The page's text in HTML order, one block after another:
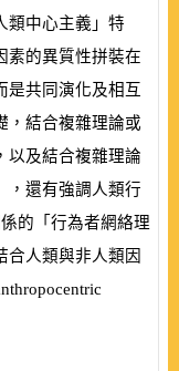
類中心主義」特
素的異質性拼裝在
是共同演化及相互
，結合複雜理論或
以及結合複雜理論
，還有強調人類行
的「行為者網絡理
合人類與非人類因